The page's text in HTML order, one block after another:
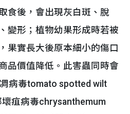
食後，會出現灰白斑、脫
變形；植物幼果形成時若被
果實長大後原本細小的傷口
品價值降低。此害蟲同時會
病毒tomato spotted wilt
疽病毒chrysanthemum